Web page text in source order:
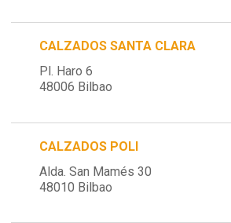
CALZADOS SANTA CLARA
Pl. Haro 6
48006 Bilbao
CALZADOS POLI
Alda. San Mamés 30
48010 Bilbao